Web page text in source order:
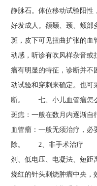
静脉石。体位移动试验阳
好发成人。额颞、颈、颊部
斑，皮下可见扭曲扩张的血
动感，听诊有吹风样杂
瘤有明显的特征，诊断并不
动试验和穿刺来确定。也可
断。 七、小儿血管瘤
斑痣：一般在数月内逐渐
血管瘤：一般无须治疗，必
除。 2、非手术治疗 包
剂、低电压、电凝法、短距
烧红的针头刺烧肿瘤中